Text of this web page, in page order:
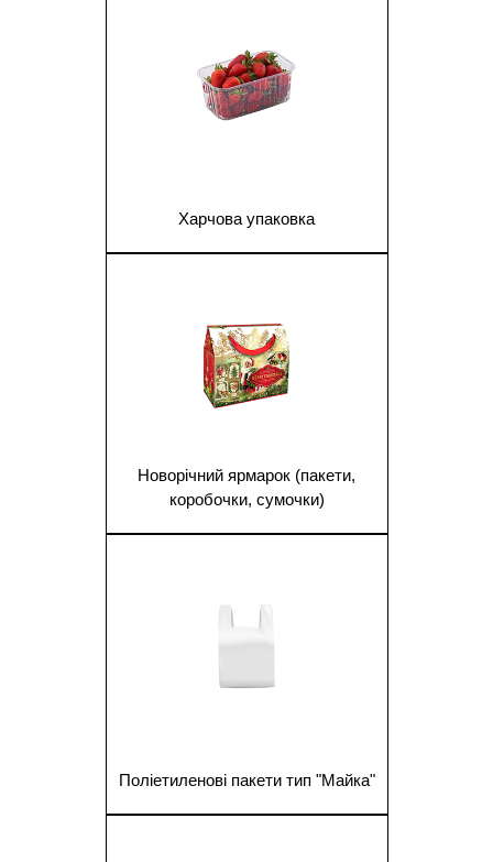
Харчова упаковка
Новорічний ярмарок (пакети,
коробочки, сумочки)
Поліетиленові пакети тип "Майка"